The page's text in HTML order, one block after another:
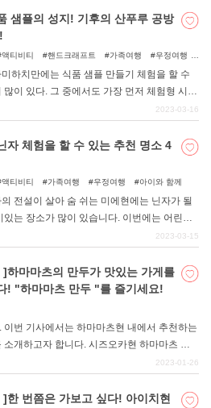
니혼다이라 유메테라스, 미시마타이샤, 이즈
5곳을 소개한다.
샘플의 성지! 기후의 산푸루 공방
액티비티 핸드크래프트 가족여행
우정여행
하치만에는 식품 샘플 만들기 체험을 할 수
많이 있다. 그 중에서도 가장 먼저 체험형 시설
이 성하마을의 중심부에 있는 산푸루 공방이
방의 매력에 대해 자세히 소개한다.
2023-03-16
자 체험을 할 수 있는 추천 명소 4
액티비티 가족여행 우정여행 아이와 함께
전설이 살아 숨 쉬는 미에현에는 닌자가 될
있는 장소가 많이 있습니다. 이번에는 어린이
지 즐길 수 있는 닌자 체험 명소를 소개합니다!
2023-03-15
하마마츠의 만두가 맛있는 가게를
! "하마마츠 만두 "를 즐기세요!
이번 기사에서는 하마마츠현 내에서 추천하는
소개하고자 합니다. 시즈오카현 하마마츠 지
명산지입니다. "하마마츠 만두 "라는 브랜드가
2023-01-26
한 번쯤은 가보고 싶다! 아이치현